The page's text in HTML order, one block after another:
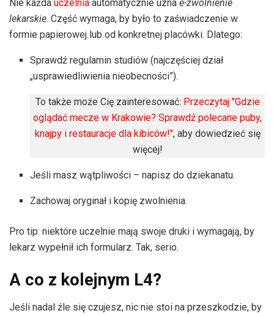
Nie każda uczelnia automatycznie uzna e-zwolnienie
lekarskie. Część wymaga, by było to zaświadczenie w
formie papierowej lub od konkretnej placówki. Dlatego:
Sprawdź regulamin studiów (najczęściej dział
„usprawiedliwienia nieobecności”).
To także może Cię zainteresować: Przeczytaj "Gdzie
oglądać mecze w Krakowie? Sprawdź polecane puby,
knajpy i restauracje dla kibiców!", aby dowiedzieć się
więcej!
Jeśli masz wątpliwości – napisz do dziekanatu.
Zachowaj oryginał i kopię zwolnienia.
Pro tip: niektóre uczelnie mają swoje druki i wymagają, by
lekarz wypełnił ich formularz. Tak, serio.
A co z kolejnym L4?
Jeśli nadal źle się czujesz, nic nie stoi na przeszkodzie, by